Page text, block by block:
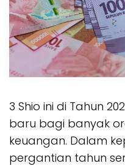
3 Shio ini di Tahun
baru bagi banyak
keuangan. Dalam
pergantian tahun